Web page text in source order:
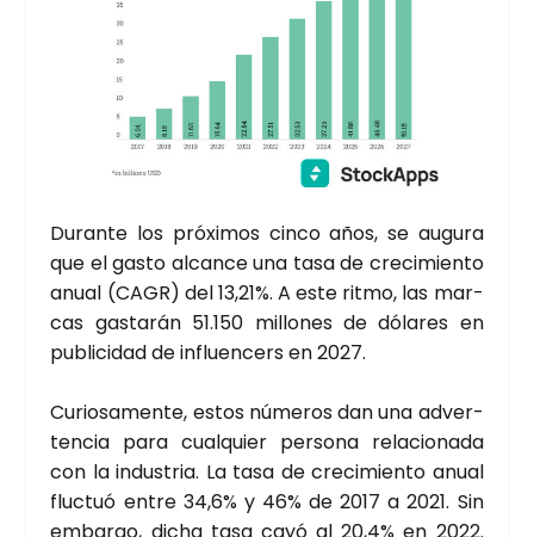
Duran­te los pró­xi­mos cin­co años, se augu­ra
que el gas­to alcan­ce una tasa de cre­ci­mien­to
anual (CAGR) del 13,21%. A este rit­mo, las mar­
cas gas­ta­rán 51.150 millo­nes de dóla­res en
publi­ci­dad de influen­cers en 2027.
Curio­sa­men­te, estos núme­ros dan una adver­
ten­cia para cual­quier per­so­na rela­cio­na­da
con la indus­tria. La tasa de cre­ci­mien­to anual
fluc­tuó entre 34,6% y 46% de 2017 a 2021. Sin